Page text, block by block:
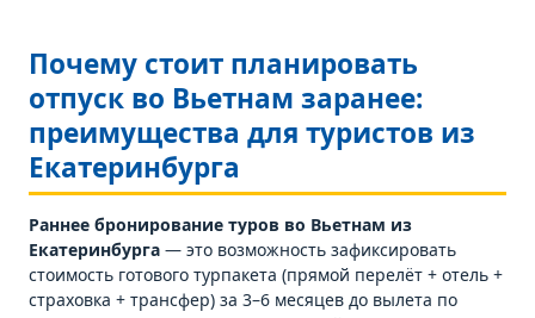
Почему стоит планировать
отпуск во Вьетнам заранее:
преимущества для туристов из
Екатеринбурга
Раннее бронирование туров во Вьетнам из
Екатеринбурга— это возможность зафиксировать
стоимость готового турпакета (прямой перелёт + отель +
страховка + трансфер) за 3–6 месяцев до вылета по